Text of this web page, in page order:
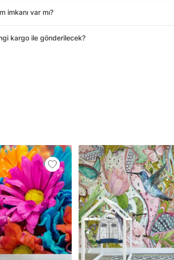
imkanı var mı?
kargo ile gönderilecek?